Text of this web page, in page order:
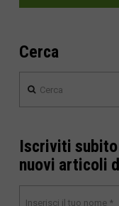
Cerca
Iscriviti
nuovi articoli